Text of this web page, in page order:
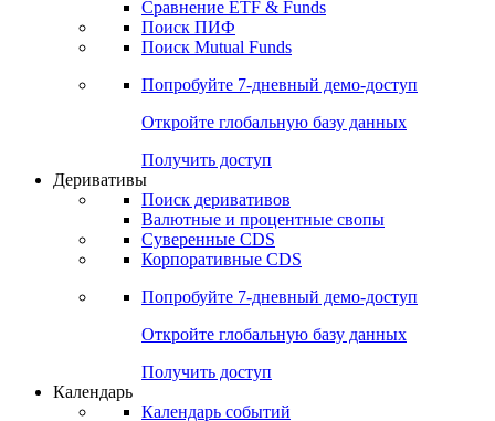
Получить доступ
ETF & Funds
Сравнение ETF & Funds
Поиск Mutual Funds
Попробуйте7-дневный
Откройте глобальную базу данных
Получить доступ
Деривативы
Валютные и процентные свопы
Корпоративные CDS
Попробуйте7-дневный
Откройте глобальную базу данных